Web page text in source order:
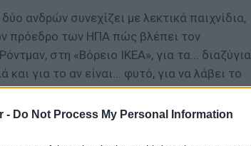
- Do Not Process My Personal Information
ανδρών συνεχίζει με λεκτικά παιχνίδια,
πρόεδρο των ΗΠΑ πώς βλέπει τον
στη «Βόρειο ΙΚΕΑ», για τα... διαζύγια
για το αν είναι... φυτό, για να λάβει το
μία γυναίκα όπως η Μισέλ θα